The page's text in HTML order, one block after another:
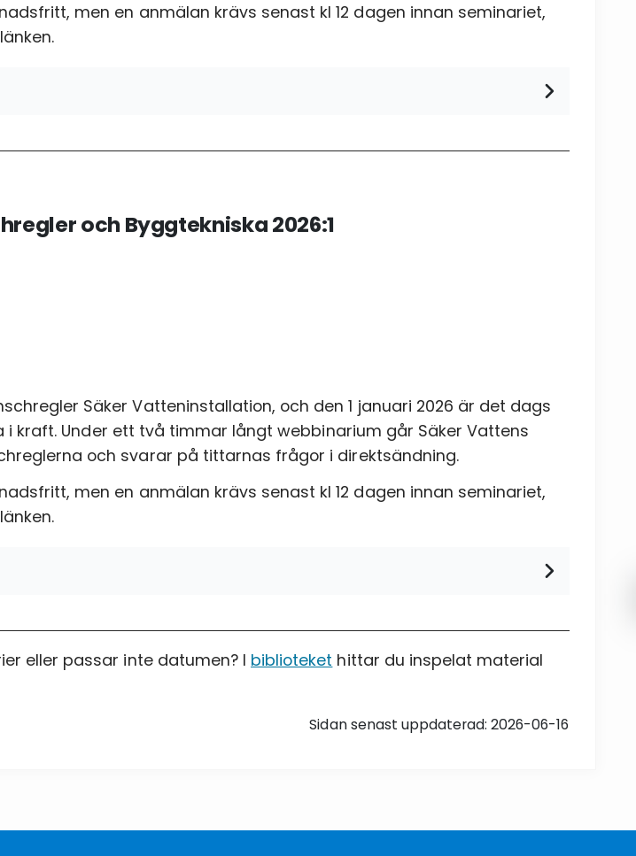
men en anmälan krävs senast kl 12 dagen innan seminariet,
Skicka
och Byggtekniska 2026:1
Säker Vatteninstallation, och den 1 januari 2026 är det dags
i kraft. Under ett två timmar långt webbinarium går Säker Vattens
och svarar på tittarnas frågor i direktsändning.
men en anmälan krävs senast kl 12 dagen innan seminariet,
eller passar inte datumen? I biblioteket hittar du inspelat material
Sidan senast uppdaterad: 2026-06-16